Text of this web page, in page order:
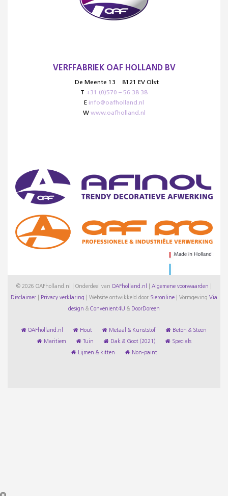
VERFFABRIEK OAF HOLLAND BV
De Meente 13
8121 EV Olst
T +31 (0)570 – 56 38 38
E info@oafholland.nl
W www.oafholland.nl
© 2026 OAFholland.nl | Onderdeel van OAFholland.nl Algemene voorwaarden
Disclaimer Privacy verklaring Website ontwikkeld door Sieronline Vormgeving Via
design & Convenient4U & DoorDoreen
OAFholland.nl Hout Metaal & Kunststof Beton & Steen
Maritiem Tuin Dak & Goot (2021) Specials
Lijmen & kitten Non-paint